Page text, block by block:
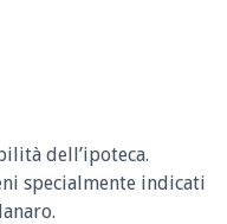
dell’ipoteca.
specialmente indicati